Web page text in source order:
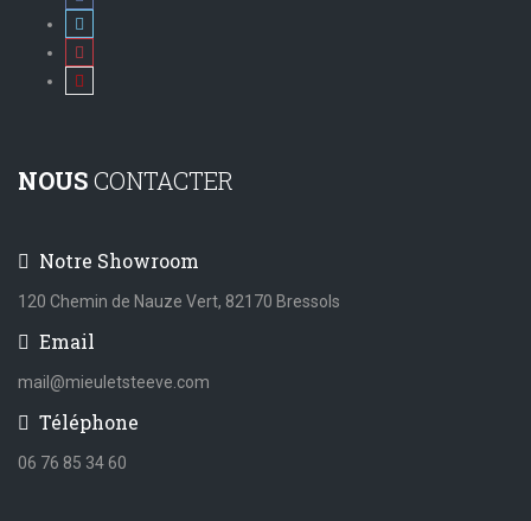
NOUSCONTACTER
Notre Showroom
120 Chemin de Nauze Vert, 82170 Bressols
Email
mail@mieuletsteeve.com
Téléphone
06 76 85 34 60